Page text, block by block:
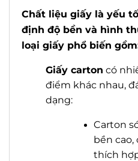
Chất liệu giấy là yếu
định độ bền và hình
loại giấy phổ biến
Giấy carton có
điểm khác nhau,
dạng:
Carton
bền cao,
thích